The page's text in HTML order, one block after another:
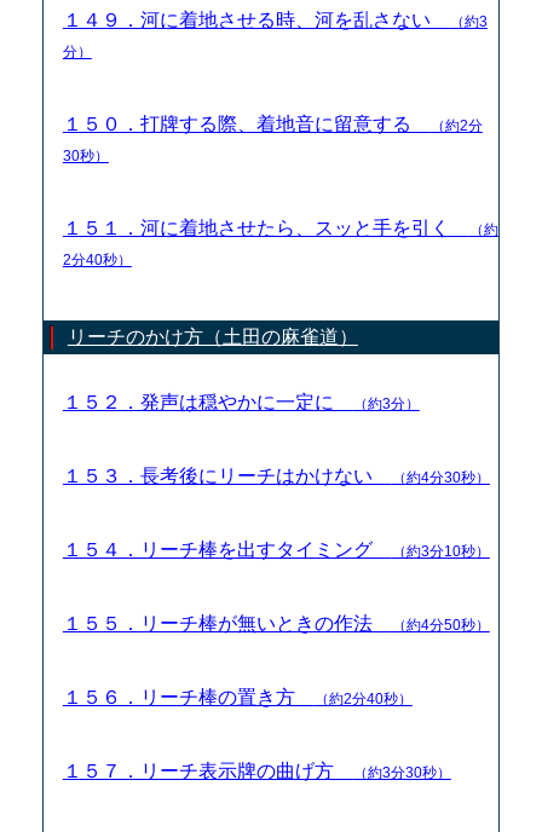
１４９．河に着地させる時、河を乱さない
（約3
分）
１５０．打牌する際、着地音に留意する
（約2分
30秒）
１５１．河に着地させたら、スッと手を引く
（約
2分40秒）
リーチのかけ方（土田の麻雀道）
１５２．発声は穏やかに一定に （約3分）
１５３．長考後にリーチはかけない （約4分30秒）
１５４．リーチ棒を出すタイミング （約3分10秒）
１５５．リーチ棒が無いときの作法 （約4分50秒）
１５６．リーチ棒の置き方 （約2分40秒）
１５７．リーチ表示牌の曲げ方 （約3分30秒）